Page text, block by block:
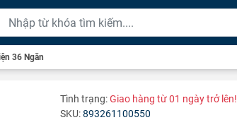
36 Ngăn
Tình trạng:Giao hàng từ 01 ngày trở lên!
SKU:893261100550